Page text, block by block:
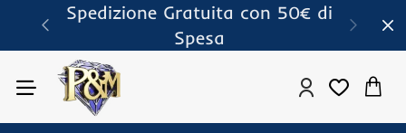
Spedizione Gratuita con 50€ di
Spesa